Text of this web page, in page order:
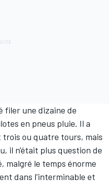
filer une dizaine de
en pneus pluie. Il a
ou quatre tours, mais
il n'était plus question de
malgré le temps énorme
dans l'interminable et